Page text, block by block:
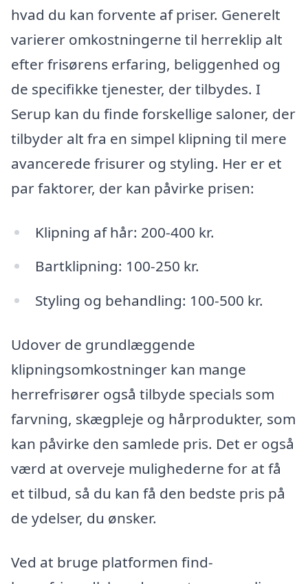
hvad du kan forvente af priser. Generelt
varierer omkostningerne til herreklip alt
efter frisørens erfaring, beliggenhed og
de specifikke tjenester, der tilbydes. I
Serup kan du finde forskellige saloner, der
tilbyder alt fra en simpel klipning til mere
avancerede frisurer og styling. Her er et
par faktorer, der kan påvirke prisen:
Klipning af hår: 200-400 kr.
Bartklipning: 100-250 kr.
Styling og behandling: 100-500 kr.
Udover de grundlæggende
klipningsomkostninger kan mange
herrefrisører også tilbyde specials som
farvning, skægpleje og hårprodukter, som
kan påvirke den samlede pris. Det er også
værd at overveje mulighederne for at få
et tilbud, så du kan få den bedste pris på
de ydelser, du ønsker.
Ved at bruge platformen find-